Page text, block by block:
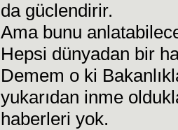
da güclendirir.
Ama bunu
Hepsi dünyadan bir
Demem o ki
yukarıdan inme
haberleri yok.